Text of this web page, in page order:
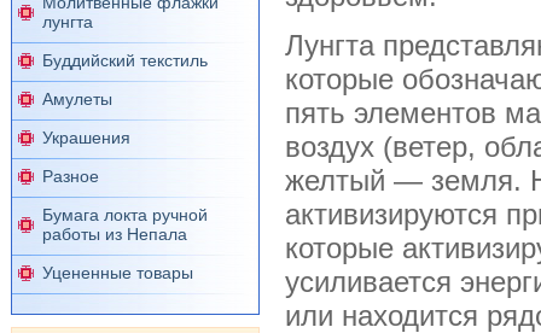
лунгта
Буддийский текстиль
Амулеты
Украшения
Разное
Бумага локта ручной
работы из Непала
Уцененные товары
Лунгта
которые
пять элементов
воздух (ветер,
желтый — земля.
активизируются
которые
усиливается
или находится